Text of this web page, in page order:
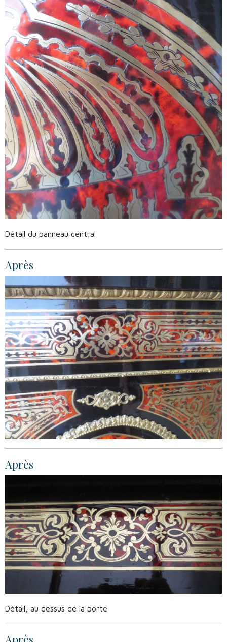
Détail du panneau central
Après
Après
Détail, au dessus de la porte